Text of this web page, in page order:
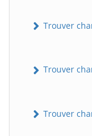
Trouver
Trouver
Trouver